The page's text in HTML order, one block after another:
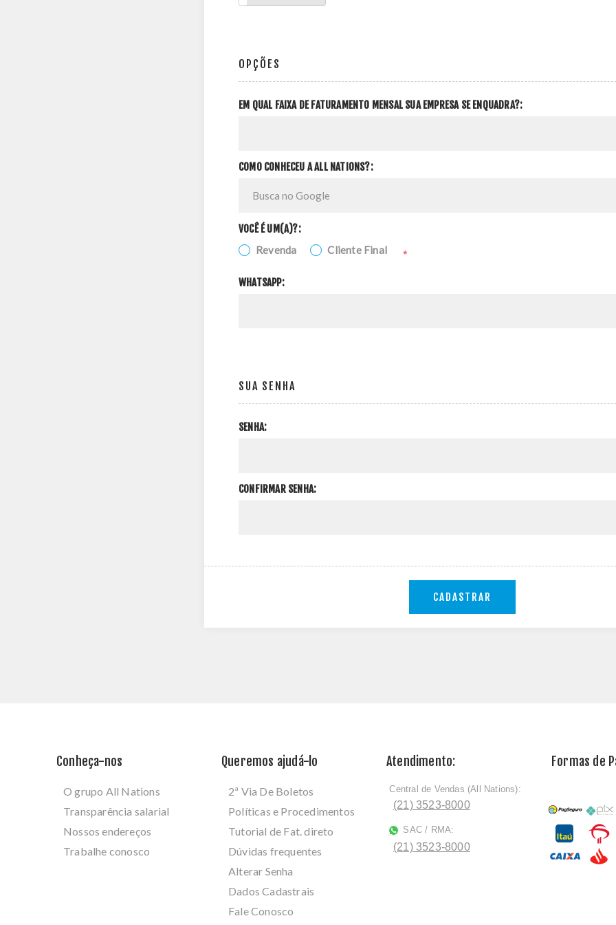
OPÇÕES
EM QUAL FAIXA DE FATURAMENTO MENSAL SUA EMPRESA SE ENQUADRA?:
COMO CONHECEU A ALL NATIONS?:
VOCÊ É UM(A)?:
Revenda Cliente Final *
WHATSAPP:
SUA SENHA
SENHA:
CONFIRMAR SENHA:
CADASTRAR
Conheça-nos
O grupo All Nations
Transparência salarial
Nossos endereços
Trabalhe conosco
Queremos ajudá-lo
2ª Via De Boletos
Políticas e Procedimentos
Tutorial de Fat. direto
Dúvidas frequentes
Alterar Senha
Dados Cadastrais
Fale Conosco
Atendimento:
ﾠCentral de Vendas (All Nations):
(21) 3523-8000
SAC / RMA:
(21) 3523-8000
Formas de